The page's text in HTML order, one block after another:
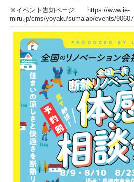
※イベント告知ページ https://www.ie-
miru.jp/cms/yoyaku/sumalab/events/90607